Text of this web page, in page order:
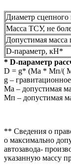
Диаметр
Масса ТСУ, не
Допустимая масса
D-параметр, кН*
* D-параметр
D = g* (Mа * Мп/(
g –
Mа – допустимая
Мп – допустимая
** Сведения о
о максимально
автозавода-
указанную массу